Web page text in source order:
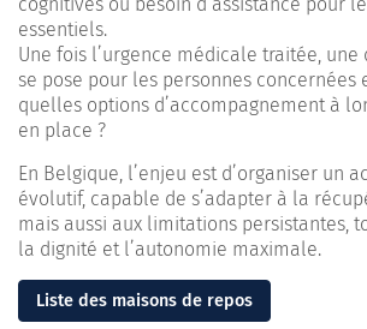
essentiels.
Une fois l’urgence médicale traitée,
se pose pour les personnes concernées
quelles options d’accompagnement à
en place ?
En Belgique, l’enjeu est d’organiser un
évolutif, capable de s’adapter à la
mais aussi aux limitations persistantes,
la dignité et l’autonomie maximale.
Liste des maisons de repos